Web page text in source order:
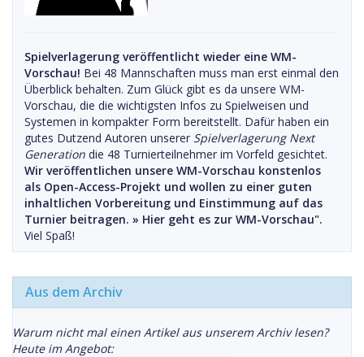
Spielverlagerung veröffentlicht wieder eine WM-
Vorschau! Bei 48 Mannschaften muss man erst einmal den
Überblick behalten. Zum Glück gibt es da unsere WM-
Vorschau, die die wichtigsten Infos zu Spielweisen und
Systemen in kompakter Form bereitstellt. Dafür haben ein
gutes Dutzend Autoren unserer Spielverlagerung Next
Generation die 48 Turnierteilnehmer im Vorfeld gesichtet.
Wir veröffentlichen unsere WM-Vorschau konstenlos
als Open-Access-Projekt und wollen zu einer guten
inhaltlichen Vorbereitung und Einstimmung auf das
Turnier beitragen. » Hier geht es zur WM-Vorschau".
Viel Spaß!
Aus dem Archiv
Warum nicht mal einen Artikel aus unserem Archiv lesen?
Heute im Angebot: